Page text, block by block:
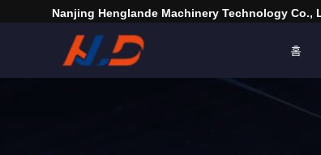
Nanjing Henglande Machinery Technology Co.,
홈